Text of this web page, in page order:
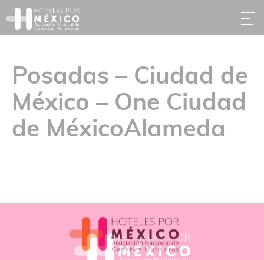
Posadas – Ciudad de
México – One Ciudad
de MéxicoAlameda